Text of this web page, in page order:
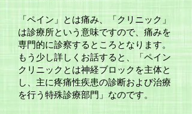
「ペイン」とは痛み、「クリニック」
は診療所という意味ですので、痛みを
専門的に診察するところとなります。
もう少し詳しくお話すると、「ペイン
クリニックとは神経ブロックを主体と
し、主に疼痛性疾患の診断および治療
を行う特殊診療部門」なのです。